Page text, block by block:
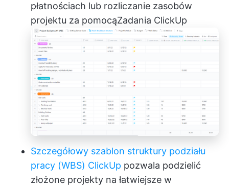
płatnościach lub rozliczanie zasobów
projektu za pomocąZadania ClickUp
Szczegółowy szablon struktury podziału
pracy (WBS) ClickUp pozwala podzielić
złożone projekty na łatwiejsze w